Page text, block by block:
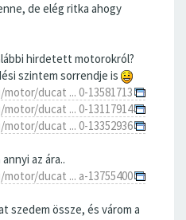
de elég ritka ahogy
hirdetett motorokról?
szintem sorrendje is
ducat ... 0-13581713
ducat ... 0-13117914
ducat ... 0-13352936
az ára..
ducat ... a-13755400
szedem össze, és várom a